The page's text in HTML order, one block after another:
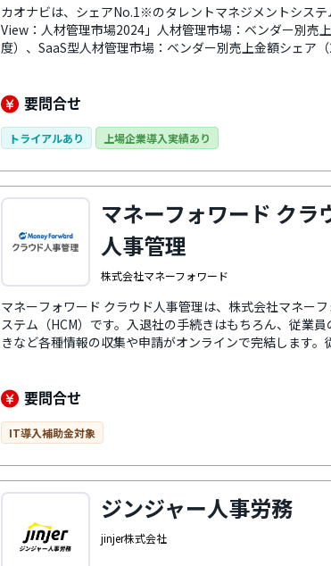
カオナビは、シェアNo.1※のタレントマネジメントシス
View：人材管理市場2024」人材管理市場：ベンダー別売
度）、SaaS型人材管理市場：ベンダー別売上金額シェア
る人材情報を一元化・可視化して分析し、社員の個性・
せます。人事情報をカオナビに集約することで、組織の
資本経営、人事・労務DXなどさまざまな人事課題に対応で
的なUI・UXで、機能や項目のカスタマイズも柔軟に行え
末時点）の導入実績と蓄積されたノウハウで、各社の企業
最適なサポートを提供。ユーザーコミュニティも活発で、
例を学び合えます。
要問合せ
トライアルあり 上場企業導入実績あり
マネーフォワード クラ
人事管理
株式会社マネーフォワード
マネーフォワード クラウド人事管理は、株式会社マネー
ステム（HCM）です。入退社の手続きはもちろん、従業
きなど各種情報の収集や申請がオンラインで完結します
当者が自由に作成できるのも特徴。個別でのメール連絡
り、従業員・担当者双方の負担を軽減できます。給与計
会保険申請ソフト、経費精算システム等、人事・労務や基
登録・変更されたデータはシステム間でリアルタイムに自
タを常に最新の状態に保てます。また、入退社や異動のた
不要となり、担当者の負担軽減と業務効率化に貢献します。
要問合せ
IT導入補助金対象
ジンジャー人事労務
jinjer株式会社